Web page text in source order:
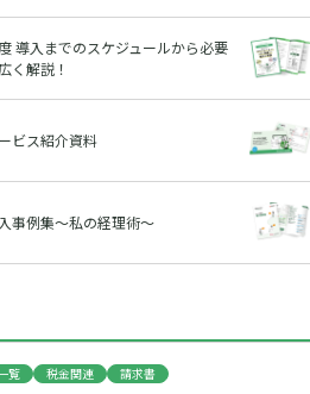
導入までのスケジュールから必要
く解説！
ビス紹介資料
事例集～私の経理術～
覧 税金関連 請求書